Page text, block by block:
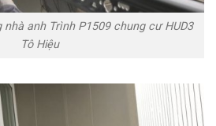
anh Trình P1509 chung cư HUD3
Tô Hiệu